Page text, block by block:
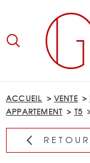
recherche
menu
principal
contenu
ACCUEIL VENTE
APPARTEMENT
T5
RETOUR